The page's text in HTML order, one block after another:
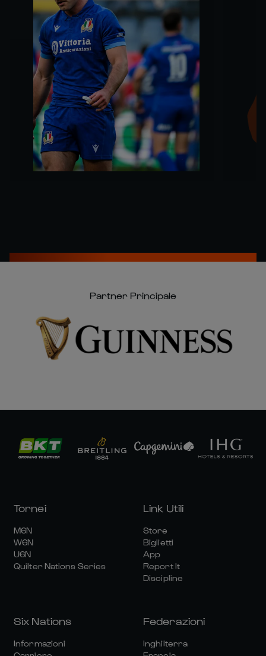
Partner Principale
Tornei
M6N
W6N
U6N
Quilter Nations Series
Link Utili
Store
Biglietti
App
Report It
Discipline
Six Nations
Informazioni
Federazioni
Inghilterra